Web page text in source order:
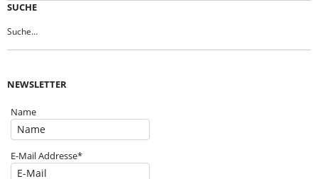
SUCHE
NEWSLETTER
Name
E-Mail Addresse*